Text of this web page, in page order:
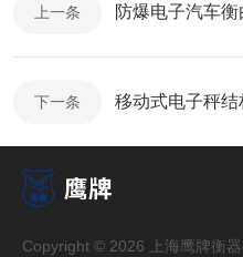
上一条 防爆电子汽车
下一条 移动式电子秤
Copyright © 2026 上海鹰牌衡